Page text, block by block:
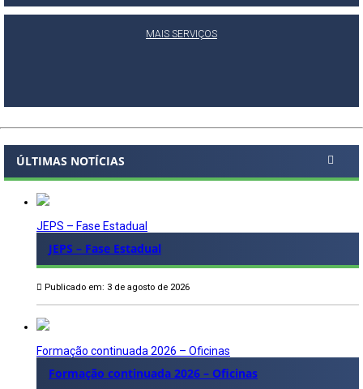
MAIS SERVIÇOS
ÚLTIMAS NOTÍCIAS
JEPS – Fase Estadual
JEPS – Fase Estadual
Publicado em: 3 de agosto de 2026
Formação continuada 2026 – Oficinas
Formação continuada 2026 – Oficinas